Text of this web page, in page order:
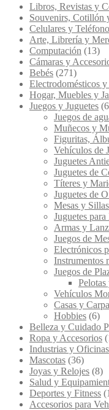
Libros, Revistas y
Souvenirs, Cotillón
Celulares y
Arte, Librería y
Computación (13)
Cámaras y
Bebés (271)
Electrodomésticos
Hogar, Muebles y
Juegos y Juguetes
Juegos de
Muñecos y
Figuritas,
Vehículos de
Juguetes
Juguetes de
Títeres y
Juguetes de
Mesas y Sillas
Juguetes para
Armas y
Juegos de
Electrónicos
Instrumentos
Juegos de
Vehículos
Casas y
Hobbies (6)
Belleza y Cuidado
Ropa y Accesorios
Industrias y Oficinas
Mascotas (36)
Joyas y Relojes (8)
Salud y
Deportes y Fitness
Accesorios para